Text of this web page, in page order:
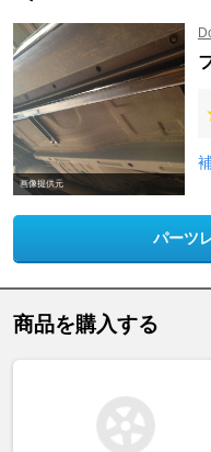
画像提供元
パーツ
商品を購入する